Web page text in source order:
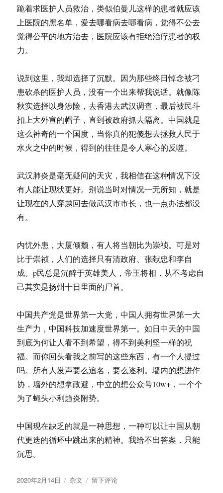
跪着求医护人员救治，类似伯曼儿这样的患者就应该
上医院的黑名单，爱去哪看病去哪看病，觉得不公去
觉得公平的地方治去，医院应该有拒绝治疗患者的权
力。
说到这里，我却选择了沉默。因为那些终日悼念被刁
患砍杀的医护人员，没有一个出来帮我说话。就像陈
秋实选择以身涉险，去香港去武汉调查，最后被民斗
扣上大外宣的帽子，直到被政府抓去隔离。中国就是
这么神奇的一个国度，当你真的犯傻想去拯救人民于
水火之中的时候，得到的往往是令人寒心的反噬。
武汉肺炎是毫无疑问的天灾，我相信在这种情况下没
有人能让现状更好。别说当时对情况一无所知，就是
让现在的人穿越回去做武汉市市长，也一点办法都没
有。
内忧外患，大厦倾颓，有人将当朝比为崇祯。可是对
比于崇祯，人们的选择只有清政府、张献忠和李自
成。p民总是沉醉于英雄美人，帝王将相，从不考虑自
己其实是扬州十日里面的尸首。
中国共产党是世界第一大党，中国人拥有世界第一大
生产力，中国科技加速度世界第一。如日中天的中国
到底为何让人看不到希望，得不到美利坚一样的祝
福。而你回头看我之前写的这些东西，有一个人提过
吗。所有人发声要么追名，要么逐利。墙内的想进作
协，墙外的想拿政避，中立的想公众号10w+，一个个
为了蝇头小利趋炎附势。
中国现在缺乏的就是一种思想，一种可以让中国从朝
代更迭的循环中跳出来的精神。我给不出答案，只能
沉思。
发
2020年2月14日
分
杂文
于
留下评论